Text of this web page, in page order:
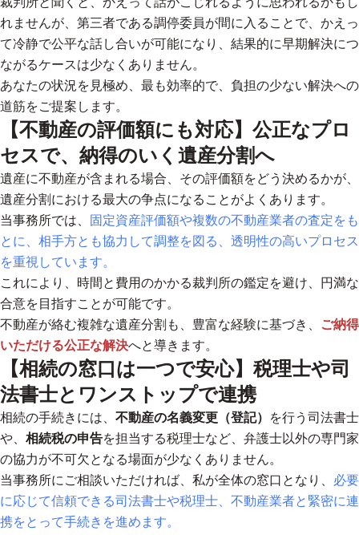
れませんが、第三者である調停委員が間に入ることで、かえっ
て冷静で公平な話し合いが可能になり、 結果的に早期解決につ
ながるケースは少なくありません。
あなたの状況を見極め、最も効率的で、負担の少ない解決への
道筋をご提案します。
【不動産の評価額にも対応】公正なプロ
セスで、納得のいく遺産分割へ
遺産に不動産が含まれる場合、その評価額をどう決めるかが、
遺産分割における最大の争点になることがよくあります。
当事務所では、
固定資産評価額や複数の不動産業者の査定をも
とに、相手方とも協力して調整を図る、透明性の高いプロセス
を重視しています。
これにより、時間と費用のかかる裁判所の鑑定を避け、円満な
合意を目指すことが可能です。
不動産が絡む複雑な遺産分割も、豊富な経験に基づき、
ご納得
いただける公正な解決へと導きます。
【相続の窓口は一つで安心】税理士や司
法書士とワンストップで連携
相続の手続きには、 不動産の名義変更（登記）
を行う司法書士
や、 相続税の申告を担当する税理士など、弁護士以外の専門家
の協力が不可欠となる場面が少なくありません。
当事務所にご相談いただければ、私が全体の窓口となり、 必要
に応じて信頼できる司法書士や税理士、不動産業者と緊密に連
携をとって手続きを進めます。